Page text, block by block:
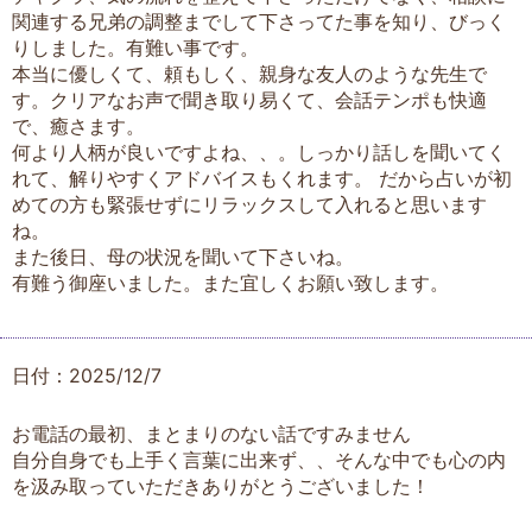
関連する兄弟の調整までして下さってた事を知り、びっく
りしました。有難い事です。
本当に優しくて、頼もしく、親身な友人のような先生で
す。クリアなお声で聞き取り易くて、会話テンポも快適
で、癒さます。
何より人柄が良いですよね、、。しっかり話しを聞いてく
れて、解りやすくアドバイスもくれます。 だから占いが初
めての方も緊張せずにリラックスして入れると思います
ね。
また後日、母の状況を聞いて下さいね。
有難う御座いました。また宜しくお願い致します。
日付：2025/12/7
お電話の最初、まとまりのない話ですみません
自分自身でも上手く言葉に出来ず、、そんな中でも心の内
を汲み取っていただきありがとうございました！